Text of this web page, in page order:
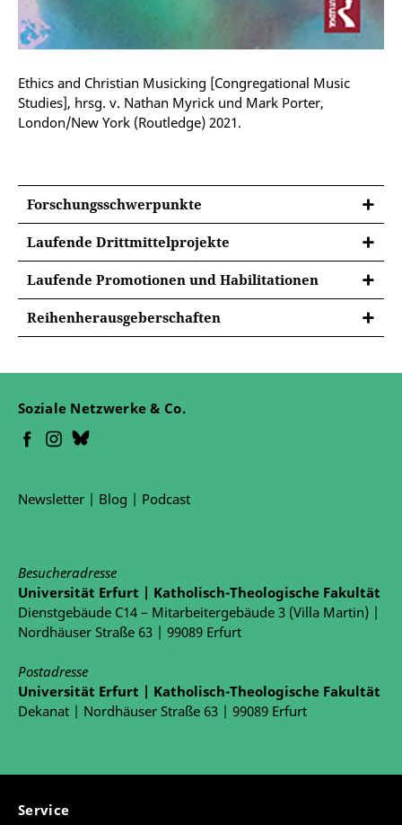
Ethics and Christian Musicking [Congregational Music
Studies], hrsg. v. Nathan Myrick und Mark Porter,
London/New York (Routledge) 2021.
Forschungsschwerpunkte
Laufende Drittmittelprojekte
Überbietungskämpfe im globalen Feld des
Laufende Promotionen und Habilitationen
Forschungskolloquium
Erfurt
Laufende Promotionsprojekte
Christian Gyamfi:The Phenomenology of African
Philosophy of Family: A Comparative Study of the
Reihenherausgeberschaften
Soziale Netzwerke & Co.
Newsletter | Blog | Podcast
Besucheradresse
Universität Erfurt | Katholisch-Theologische Fakultät
Dienstgebäude C14 – Mitarbeitergebäude 3 (Villa Martin) |
Nordhäuser Straße 63 | 99089 Erfurt
Postadresse
Universität Erfurt | Katholisch-Theologische Fakultät
Dekanat | Nordhäuser Straße 63 | 99089 Erfurt
Service